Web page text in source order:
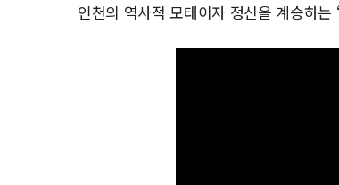
인천의 역사적 모태이자 정신을 계승하